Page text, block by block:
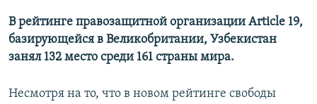
В рейтинге правозащитной организации Article 19,
базирующейся в Великобритании, Узбекистан
занял 132 место среди 161 страны мира.
Несмотря на то, что в новом рейтинге свободы